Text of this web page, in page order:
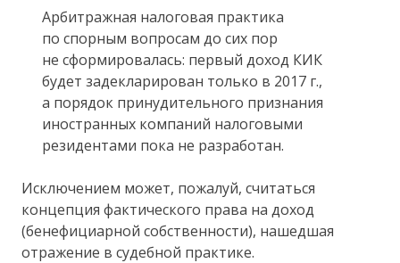
Арбитражная налоговая практика
по спорным вопросам до сих пор
не сформировалась: первый доход КИК
будет задекларирован только в 2017 г.,
а порядок принудительного признания
иностранных компаний налоговыми
резидентами пока не разработан.
Исключением может, пожалуй, считаться
концепция фактического права на доход
(бенефициарной собственности), нашедшая
отражение в судебной практике.